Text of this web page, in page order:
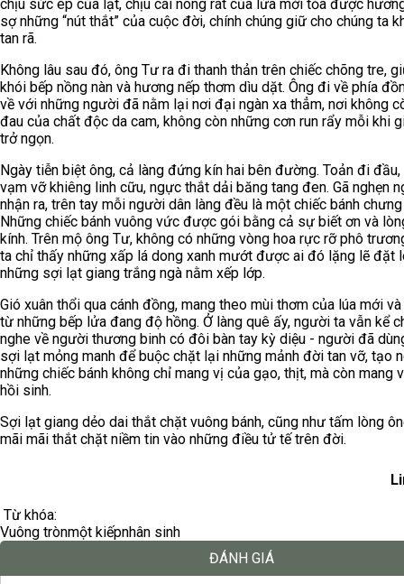
chịu sức ép của lạt, chịu cái nóng rát của lửa mới tỏa được
sợ những “nút thắt” của cuộc đời, chính chúng giữ cho chúng ta
tan rã.
Không lâu sau đó, ông Tư ra đi thanh thản trên chiếc chõng tre,
khói bếp nồng nàn và hương nếp thơm dìu dặt. Ông đi về phía
về với những người đã nằm lại nơi đại ngàn xa thẳm, nơi không
đau của chất độc da cam, không còn những cơn run rẩy mỗi khi
trở ngọn.
Ngày tiễn biệt ông, cả làng đứng kín hai bên đường. Toản đi
vạm vỡ khiêng linh cữu, ngực thắt dải băng tang đen. Gã nghẹn
nhận ra, trên tay mỗi người dân làng đều là một chiếc bánh chưng
Những chiếc bánh vuông vức được gói bằng cả sự biết ơn và
kính. Trên mộ ông Tư, không có những vòng hoa rực rỡ phô
ta chỉ thấy những xấp lá dong xanh mướt được ai đó lặng lẽ đặt
những sợi lạt giang trắng ngà nằm xếp lớp.
Gió xuân thổi qua cánh đồng, mang theo mùi thơm của lúa mới
từ những bếp lửa đang độ hồng. Ở làng quê ấy, người ta vẫn kể
nghe về người thương binh có đôi bàn tay kỳ diệu - người đã
sợi lạt mỏng manh để buộc chặt lại những mảnh đời tan vỡ, tạo
những chiếc bánh không chỉ mang vị của gạo, thịt, mà còn mang
hồi sinh.
Sợi lạt giang dẻo dai thắt chặt vuông bánh, cũng như tấm lòng
mãi mãi thắt chặt niềm tin vào những điều tử tế trên đời.
Từ khóa:
Vuông trònmột kiếpnhân sinh
ĐÁNH GIÁ